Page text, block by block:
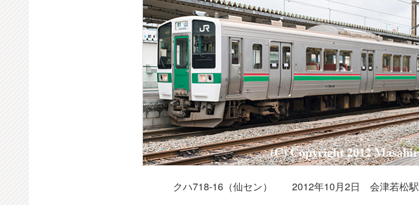
クハ718-16（仙セン） 2012年10月2日 会津若松駅